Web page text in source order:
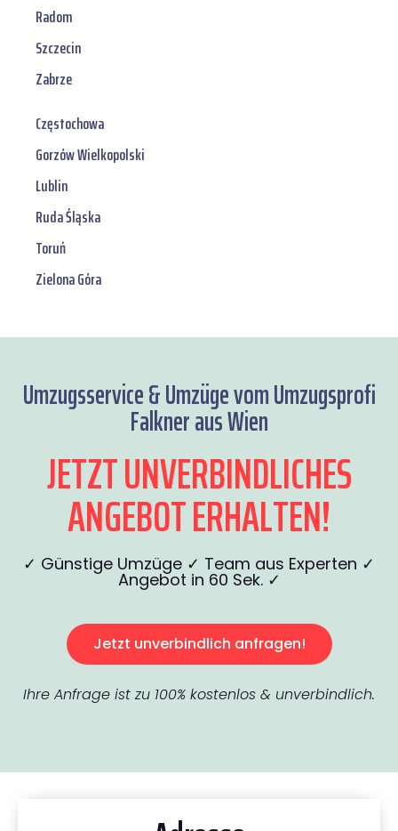
Radom
Szczecin
Zabrze
Częstochowa
Gorzów Wielkopolski
Lublin
Ruda Śląska
Toruń
Zielona Góra
Umzugsservice & Umzüge vom Umzugsprofi
Falkner aus Wien
JETZT UNVERBINDLICHES
ANGEBOT ERHALTEN!
✓ Günstige Umzüge ✓ Team aus Experten ✓
Angebot in 60 Sek. ✓
Jetzt unverbindlich anfragen!
Ihre Anfrage ist zu 100% kostenlos & unverbindlich.